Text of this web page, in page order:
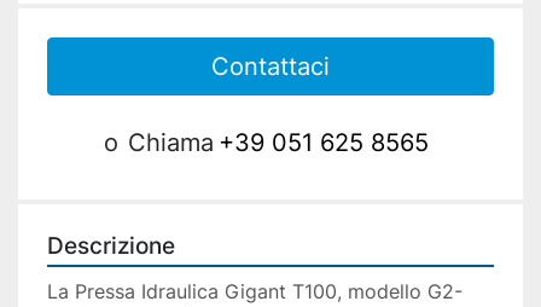
Contattaci
o Chiama +39 051 625 8565
Descrizione
La Pressa Idraulica Gigant T100, modello G2-